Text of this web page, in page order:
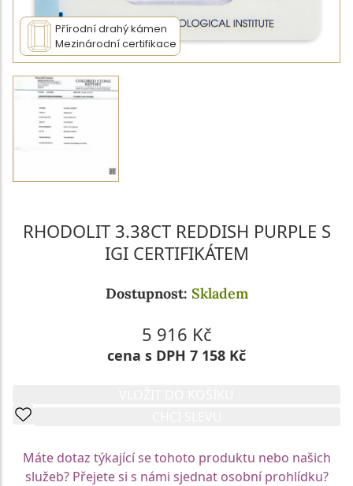
Přírodní drahý kámen
Mezinárodní certifikace
RHODOLIT 3.38CT REDDISH PURPLE S
IGI CERTIFIKÁTEM
Dostupnost: Skladem
5 916 Kč
cena s DPH 7 158 Kč
Máte dotaz týkající se tohoto produktu nebo našich
služeb? Přejete si s námi sjednat osobní prohlídku?